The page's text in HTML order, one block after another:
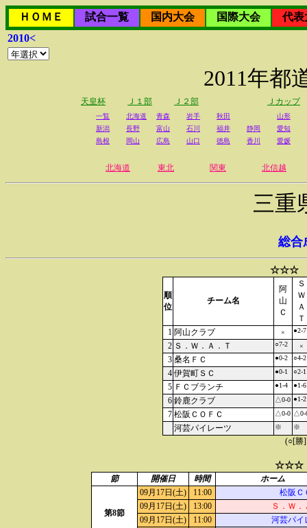
ＨＯＭＥ 試合一覧 国内大会 国際大会
代表
2010<
2011年都
天皇杯 Ｊ１部 Ｊ２部 Ｊカップ
一覧 北海道 青森 岩手 秋田
山形
新潟
長野 富山 石川 福井 静岡
愛知
島根
岡山 広島 山口 徳島 香川 愛媛
北海道 東北 関東 北信越
三重
総合
☆☆☆
順
位
チーム名
阿
山
Ｃ
Ｓ
Ｗ
Ａ
Ｔ
1 阿山クラブ × ●2-7
2 Ｓ．Ｗ．Ａ．Ｔ ○7-2 ×
3 桑名ＦＣ ●0-2 ○4-2
4 伊賀町ＳＣ ●0-1 ○2-1
5 ＦＣブランチ ●1-4 ●1-6
6 鈴鹿クラブ △0-0 ●1-2
7 松阪ＣＯＦＣ △0-0 △0-
河芸パイレーツ ※ ※
(○[勝
☆☆☆
節 開催日 時間 ホーム
第8節
09月17日(土) 11:00
松阪Ｃ
09月17日(土)
13:00
Ｓ．Ｗ．
09月17日(土)
11:00
河芸パイ